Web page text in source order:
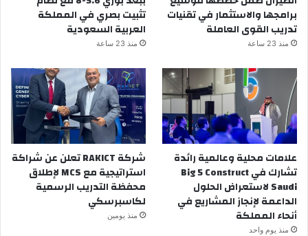
برامجها والاستثمار في تقنيات
تدريب القوى العاملة
منذ 23 ساعة
تثبيت بصري في المملكة
العربية السعودية
منذ 23 ساعة
علامات محلية وعالمية رائدة
تشارك في Big 5 Construct
Saudi لاستعراض الحلول
الداعمة لإنجاز المشاريع في
أنحاء المملكة
منذ يوم واحد
شركة RAKICT تعلن عن شراكة
استراتيجية مع MCS لإطلاق
محفظة التدريب الرسمية
لكاسبرسكي
منذ يومين